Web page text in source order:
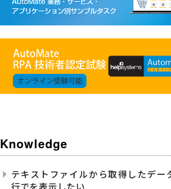
Knowledge
テキストファイルから取得したデー
行でを表示したい